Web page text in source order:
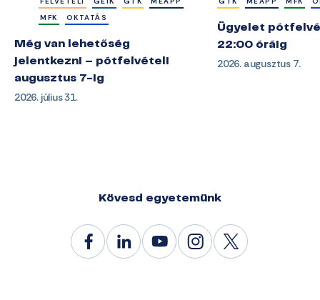
MFK
OKTATÁS
Még van lehetőség
jelentkezni – pótfelvételi
augusztus 7-ig
2026. július 31.
Ügyelet
22:00 óráig
2026. augusztus 7.
Kövesd egyetemünk